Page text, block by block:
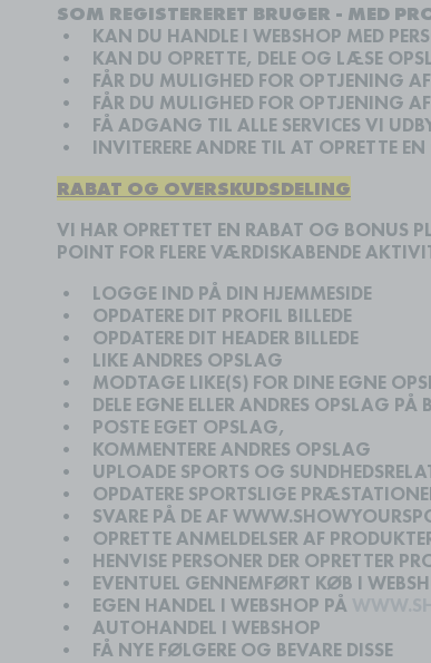
SOM REGISTERERET BRUGER - MED
•
KAN DU HANDLE I WEBSHOP MED
•
KAN DU OPRETTE, DELE OG LÆSE
•
FÅR DU MULIGHED FOR OPTJENING
•
FÅR DU MULIGHED FOR OPTJENING
•
FÅ ADGANG TIL ALLE SERVICES VI
•
INVITERERE ANDRE TIL AT OPRETTE
RABAT OG OVERSKUDSDELING
VI HAR OPRETTET EN RABAT OG BONUS
POINT FOR FLERE VÆRDISKABENDE
•
LOGGE IND PÅ DIN HJEMMESIDE
•
OPDATERE DIT PROFIL BILLEDE
•
OPDATERE DIT HEADER BILLEDE
•
LIKE ANDRES OPSLAG
•
MODTAGE LIKE(S) FOR DINE EGNE
•
DELE EGNE ELLER ANDRES OPSLAG
•
POSTE EGET OPSLAG,
•
KOMMENTERE ANDRES OPSLAG
•
UPLOADE SPORTS OG
•
OPDATERE SPORTSLIGE
•
SVARE PÅ DE AF
•
OPRETTE ANMELDELSER AF
•
HENVISE PERSONER DER OPRETTER
•
EVENTUEL GENNEMFØRT KØB I
•
EGEN HANDEL I WEBSHOP PÅ
•
AUTOHANDEL I WEBSHOP
•
FÅ NYE FØLGERE OG BEVARE DISSE